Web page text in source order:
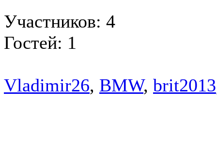
Участников: 4
Гостей: 1
Vladimir26, BMW, brit2013